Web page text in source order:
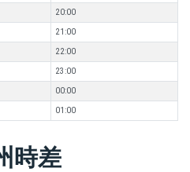
20:00
21:00
22:00
23:00
00:00
01:00
時差